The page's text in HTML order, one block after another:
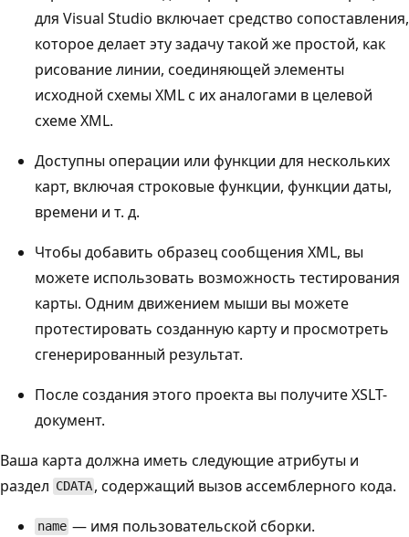
для Visual Studio включает средство сопоставления,
которое делает эту задачу такой же простой, как
рисование линии, соединяющей элементы
исходной схемы XML с их аналогами в целевой
схеме XML.
Доступны операции или функции для нескольких
карт, включая строковые функции, функции даты,
времени и т. д.
Чтобы добавить образец сообщения XML, вы
можете использовать возможность тестирования
карты. Одним движением мыши вы можете
протестировать созданную карту и просмотреть
сгенерированный результат.
После создания этого проекта вы получите XSLT-
документ.
Ваша карта должна иметь следующие атрибуты и
раздел CDATA , содержащий вызов ассемблерного кода.
name — имя пользовательской сборки.